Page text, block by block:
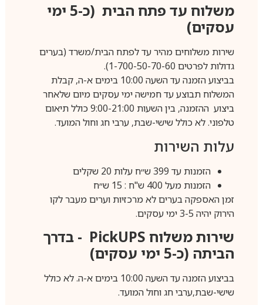
משלוח עד פתח הבית (כ-5 ימי
עסקים)
שירות משלוחים מהיר עד לפתח הבית/משרד (בערים
גדולות לפרטים 1-700-50-70-60).
בביצוע הזמנה עד השעה 10:00 בימים א-ה, קבלת
המשלוח תבוצע עד חמישה ימי עסקים מיום שלאחר
ביצוע ההזמנה, בין השעות 9:00-21:00 כולל תיאום
טלפוני. לא כולל שישי-שבת, ערבי חג וחול המועד.
עלות השירות
הזמנות עד 399 ש״ח עלות 20 שקלים
הזמנות מעל 400 ש"ח : 15 ש״ח
זמן האספקה בערים לא מרכזיות וערים מעבר לקו
הירוק יהיה 3-5 ימי עסקים.
שירות משלוח PickUPS- בדרך
הביתה (כ-5 ימי עסקים)
בביצוע הזמנה עד השעה 10:00 בימים א-ה. לא כולל
שישי-שבת,ערבי חג וחול המועד.